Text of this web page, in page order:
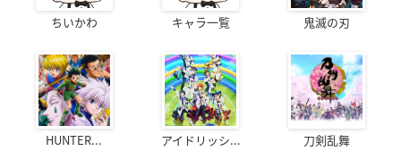
ちいかわ キャラ一覧 鬼滅の刃
HUNTER... アイドリッシ... 刀剣乱舞